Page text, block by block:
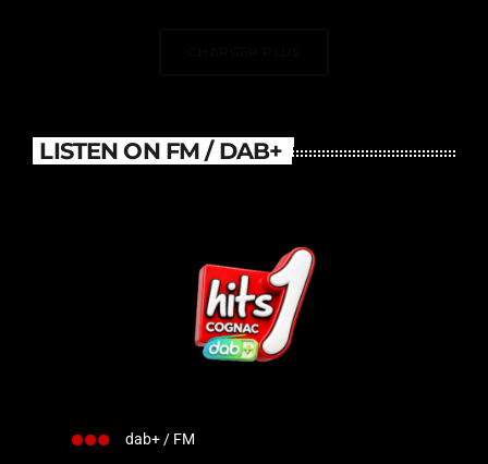
LISTEN ON FM / DAB+
dab+ / FM